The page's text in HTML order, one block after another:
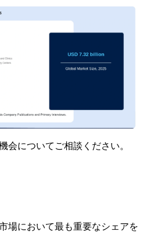
会についてご相談ください。
場において最も重要なシェアを